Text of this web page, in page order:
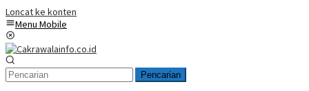
Loncat ke konten
Menu Mobile
Pencarian